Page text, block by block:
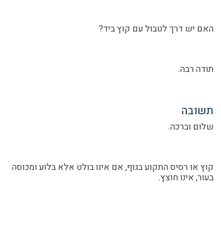
האם יש דרך לטבול עם קוץ ביד?
תודה רבה.
תשובה
שלום וברכה.
קוץ או רסיס התקוע בגוף, אם אינו בולט אלא בלוע ומכוסה
בעור, אינו חוצץ.